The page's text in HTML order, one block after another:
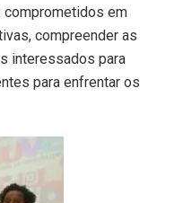
em
compreender as
interessados para
para enfrentar os